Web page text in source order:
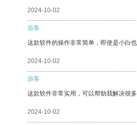
2024-10-02
游客
这款软件的操作非常简单，即使是小白也
2024-10-02
游客
这款软件非常实用，可以帮助我解决很
2024-10-02